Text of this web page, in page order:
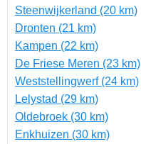
Steenwijkerland (20 km)
Dronten (21 km)
Kampen (22 km)
De Friese Meren (23 km)
Weststellingwerf (24 km)
Lelystad (29 km)
Oldebroek (30 km)
Enkhuizen (30 km)